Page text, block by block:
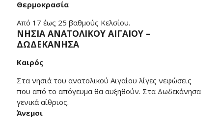
Θερμοκρασία
Από 17 έως 25 βαθμούς Κελσίου.
ΝΗΣΙΑ ΑΝΑΤΟΛΙΚΟΥ ΑΙΓΑΙΟΥ –
ΔΩΔΕΚΑΝΗΣΑ
Καιρός
Στα νησιά του ανατολικού Αιγαίου λίγες νεφώσεις
που από το απόγευμα θα αυξηθούν. Στα Δωδεκάνησα
γενικά αίθριος.
Άνεμοι